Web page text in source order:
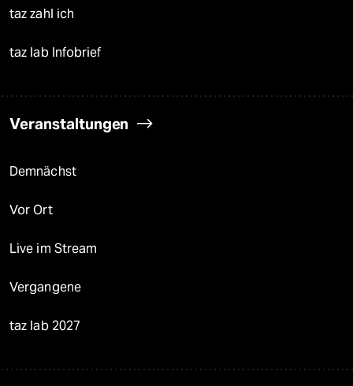
taz zahl ich
taz lab Infobrief
Veranstaltungen
Demnächst
Vor Ort
Live im Stream
Vergangene
taz lab 2027